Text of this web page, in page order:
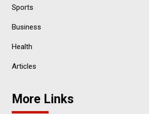
Sports
Business
Health
Articles
More Links